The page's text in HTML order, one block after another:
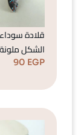
قلادة
الشكل ملونة
90 EGP